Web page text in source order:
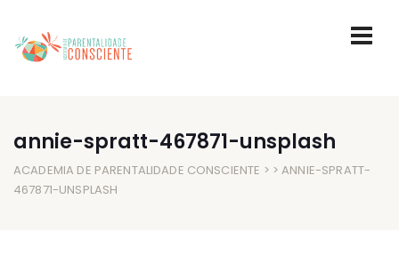
annie-spratt-467871-unsplash
ACADEMIA DE PARENTALIDADE CONSCIENTE > > ANNIE-SPRATT-
467871-UNSPLASH